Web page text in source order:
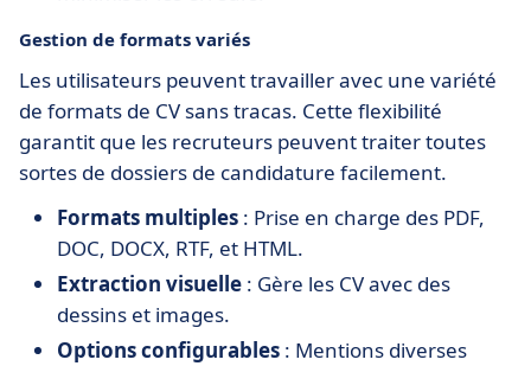
Gestion de formats variés
Les utilisateurs peuvent travailler avec une variété
de formats de CV sans tracas. Cette flexibilité
garantit que les recruteurs peuvent traiter toutes
sortes de dossiers de candidature facilement.
Formats multiples : Prise en charge des PDF,
DOC, DOCX, RTF, et HTML.
Extraction visuelle : Gère les CV avec des
dessins et images.
Options configurables : Mentions diverses